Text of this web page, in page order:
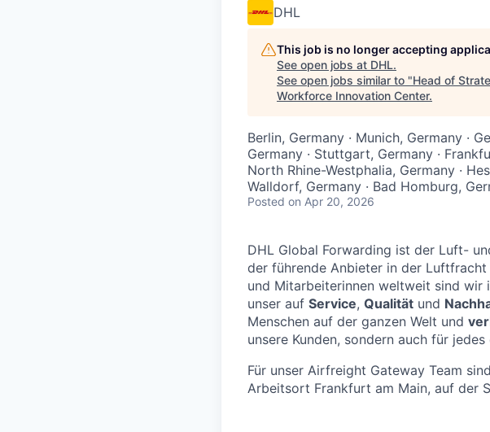
DHL
This job is no longer accepting
See open jobs at DHL.
See open jobs similar to "Head of
Workforce Innovation Center.
Berlin, Germany · Munich, Germany ·
Germany · Stuttgart, Germany ·
North Rhine-Westphalia, Germany ·
Walldorf, Germany · Bad Homburg,
Posted on Apr 20, 2026
DHL Global Forwarding ist der Luft-
der führende Anbieter in der
und Mitarbeiterinnen weltweit sind wir
unser auf Service, Qualität und
Menschen auf der ganzen Welt und
unsere Kunden, sondern auch für jedes
Für unser Airfreight Gateway Team
Arbeitsort Frankfurt am Main, auf der